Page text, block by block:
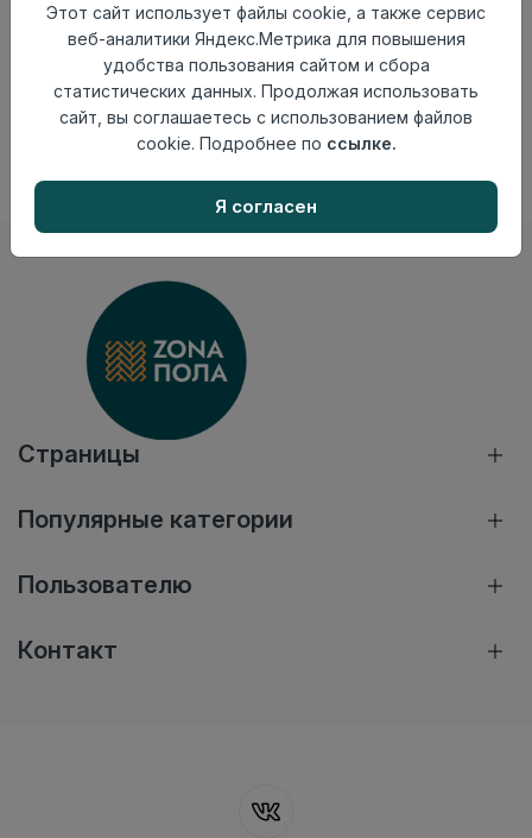
Осталось265 шт
Добавить в корзину
Внимание! Внешний вид товара может отличаться от
представленного на настоящем сайте. Проверяйте
наличие необходимых характеристик и комплектации
Страницы
Популярные категории
Пользователю
Контакт
Этот сайт использует файлы cookie, а также сервис
веб-аналитики Яндекс.Метрика для повышения
удобства пользования сайтом и сбора
статистических данных. Продолжая использовать
сайт, вы соглашаетесь с использованием файлов
cookie. Подробнее по ссылке.
Я согласен